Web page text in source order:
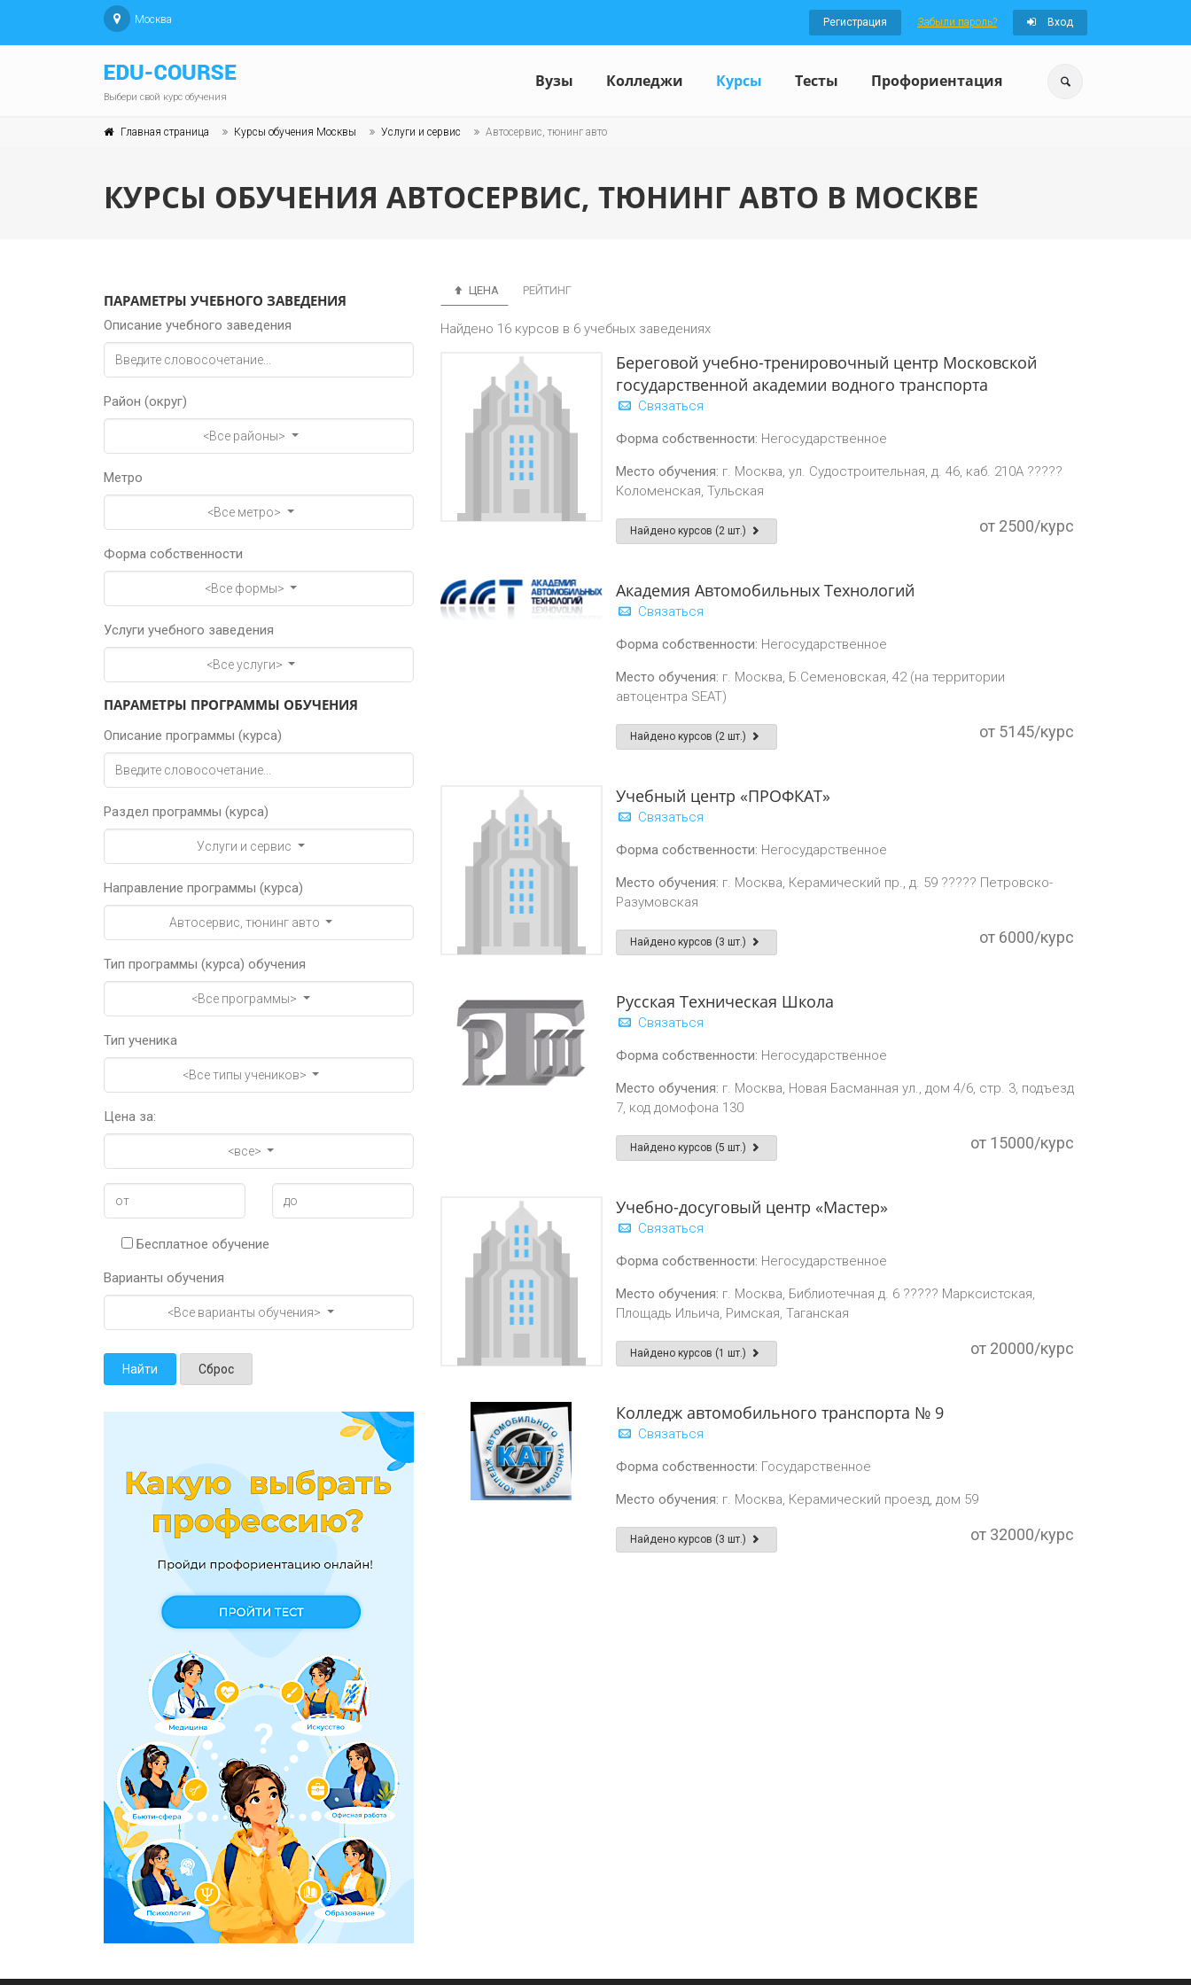
Москва Регистрация Забыли пароль? Вход
Выбери свой курс обучения
Вузы Колледжи Курсы Тесты Профориентация
Главная страница Курсы обучения Москвы Услуги и сервис Автосервис, тюнинг авто
КУРСЫ ОБУЧЕНИЯ АВТОСЕРВИС, ТЮНИНГ АВТО В МОСКВЕ
ПАРАМЕТРЫ УЧЕБНОГО ЗАВЕДЕНИЯ
Описание учебного заведения
Район (округ)
<Все районы>
Метро
<Все метро>
Форма собственности
<Все формы>
Услуги учебного заведения
<Все услуги>
ПАРАМЕТРЫ ПРОГРАММЫ ОБУЧЕНИЯ
Описание программы (курса)
Раздел программы (курса)
Услуги и сервис
Направление программы (курса)
Автосервис, тюнинг авто
Тип программы (курса) обучения
<Все программы>
Тип ученика
<Все типы учеников>
Цена за:
<все>
Бесплатное обучение
Варианты обучения
<Все варианты обучения>
Найти Сброс
ЦЕНА РЕЙТИНГ
Найдено 16 курсов в 6 учебных заведениях
Береговой учебно-тренировочный центр Московской
государственной академии водного транспорта
Связаться
Форма собственности: Негосударственное
Место обучения: г. Москва, ул. Судостроительная, д. 46, каб. 210А ?????
Коломенская, Тульская
Найдено курсов (2 шт.) от 2500/курс
Академия Автомобильных Технологий
Связаться
Форма собственности: Негосударственное
Место обучения: г. Москва, Б.Семеновская, 42 (на территории
автоцентра SEAT)
Найдено курсов (2 шт.) от 5145/курс
Учебный центр «ПРОФКАТ»
Связаться
Форма собственности: Негосударственное
Место обучения: г. Москва, Керамический пр., д. 59 ????? Петровско-
Разумовская
Найдено курсов (3 шт.) от 6000/курс
Русская Техническая Школа
Связаться
Форма собственности: Негосударственное
Место обучения: г. Москва, Новая Басманная ул., дом 4/6, стр. 3, подъезд
7, код домофона 130
Найдено курсов (5 шт.) от 15000/курс
Учебно-досуговый центр «Мастер»
Связаться
Форма собственности: Негосударственное
Место обучения: г. Москва, Библиотечная д. 6 ????? Марксистская,
Площадь Ильича, Римская, Таганская
Найдено курсов (1 шт.) от 20000/курс
Колледж автомобильного транспорта № 9
Связаться
Форма собственности: Государственное
Место обучения: г. Москва, Керамический проезд, дом 59
Найдено курсов (3 шт.) от 32000/курс